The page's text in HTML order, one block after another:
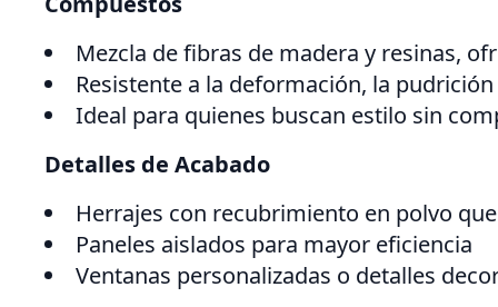
Mezcla de fibras de madera y resinas,
Resistente a la deformación, la
Ideal para quienes buscan estilo sin
Detalles de Acabado
Herrajes con recubrimiento en polvo
Paneles aislados para mayor eficiencia
Ventanas personalizadas o detalles